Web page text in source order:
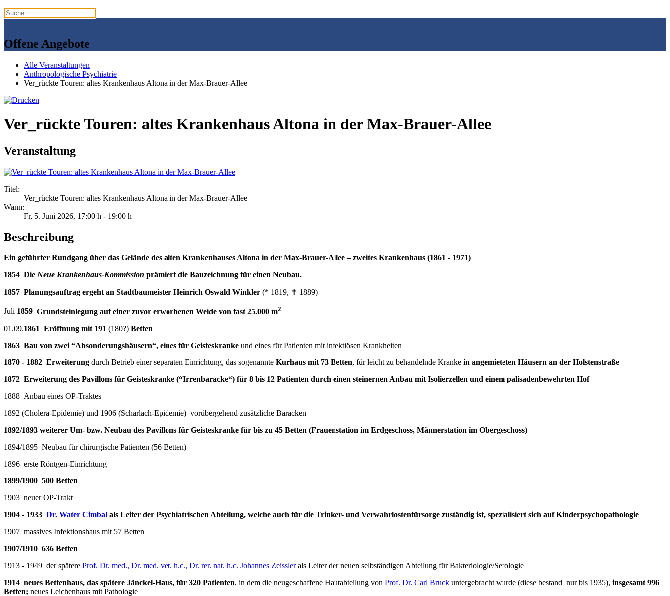
Offene Angebote
Alle Veranstaltungen
Anthropologische Psychiatrie
Ver_rückte Touren: altes Krankenhaus Altona in der Max-Brauer-Allee
Ver_rückte Touren: altes Krankenhaus Altona in der Max-Brauer-Allee
Veranstaltung
Titel:
Ver_rückte Touren: altes Krankenhaus Altona in der Max-Brauer-Allee
Wann:
Fr, 5. Juni 2026, 17:00 h - 19:00 h
Beschreibung
Ein geführter Rundgang über das Gelände des alten Krankenhauses Altona in der Max-Brauer-Allee – zweites Krankenhaus (1861 - 1971)
1854 Die Neue Krankenhaus-Kommission prämiert die Bauzeichnung für einen Neubau.
1857 Planungsauftrag ergeht an Stadtbaumeister Heinrich Oswald Winkler (* 1819, ✝ 1889)
Juli 1859 Grundsteinlegung auf einer zuvor erworbenen Weide von fast 25.000 m2
01.09.1861 Eröffnung mit 191 (180?) Betten
1863 Bau von zwei “Absonderungshäusern“, eines für Geisteskranke und eines für Patienten mit infektiösen Krankheiten
1870 - 1882 Erweiterung durch Betrieb einer separaten Einrichtung, das sogenannte Kurhaus mit 73 Betten, für leicht zu behandelnde Kranke in angemieteten Häusern an der Holstenstraße
1872 Erweiterung des Pavillons für Geisteskranke (“Irrenbaracke“) für 8 bis 12 Patienten durch einen steinernen Anbau mit Isolierzellen und einem palisadenbewehrten Hof
1888 Anbau eines OP-Traktes
1892 (Cholera-Epidemie) und 1906 (Scharlach-Epidemie) vorübergehend zusätzliche Baracken
1892/1893 weiterer Um- bzw. Neubau des Pavillons für Geisteskranke für bis zu 45 Betten (Frauenstation im Erdgeschoss, Männerstation im Obergeschoss)
1894/1895 Neubau für chirurgische Patienten (56 Betten)
1896 erste Röntgen-Einrichtung
1899/1900 500 Betten
1903 neuer OP-Trakt
1904 - 1933 Dr. Water Cimbal als Leiter der Psychiatrischen Abteilung, welche auch für die Trinker- und Verwahrlostenfürsorge zuständig ist, spezialisiert sich auf Kinderpsychopathologie
1907 massives Infektionshaus mit 57 Betten
1907/1910 636 Betten
1913 - 1949 der spätere Prof. Dr. med., Dr. med. vet. h.c., Dr. rer. nat. h.c. Johannes Zeisslerals Leiter der neuen selbständigen Abteilung für Bakteriologie/Serologie
1914 neues Bettenhaus, das spätere Jänckel-Haus, für 320 Patienten, in dem die neugeschaffene Hautabteilung von Prof. Dr. Carl Bruck untergebracht wurde (diese bestand nur bis 1935), insgesamt 996
Betten; neues Leichenhaus mit Pathologie